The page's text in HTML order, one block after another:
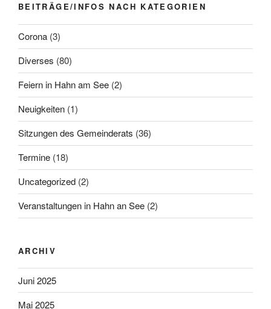
BEITRÄGE/INFOS NACH KATEGORIEN
Corona (3)
Diverses (80)
Feiern in Hahn am See (2)
Neuigkeiten (1)
Sitzungen des Gemeinderats (36)
Termine (18)
Uncategorized (2)
Veranstaltungen in Hahn an See (2)
ARCHIV
Juni 2025
Mai 2025